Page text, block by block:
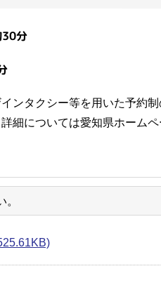
分
ンタクシー等を用いた予約
細については愛知県ホーム